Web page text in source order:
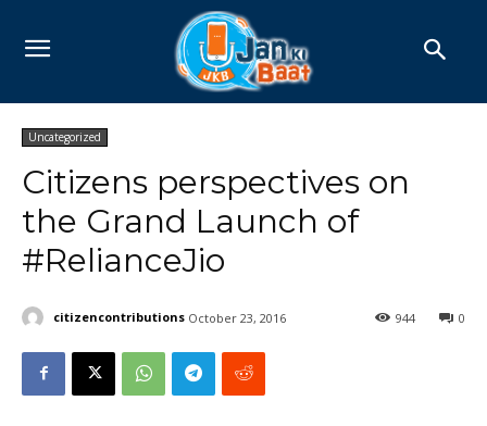
Uncategorized
Citizens perspectives on
the Grand Launch of
#RelianceJio
citizencontributions October 23, 2016 0
944